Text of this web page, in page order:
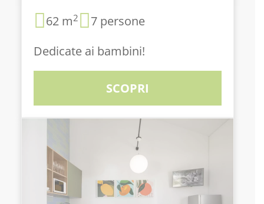
62 m2
7 persone
Dedicate ai bambini!
SCOPRI